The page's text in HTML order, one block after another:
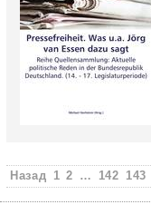
Назад 1 2 … 142 143